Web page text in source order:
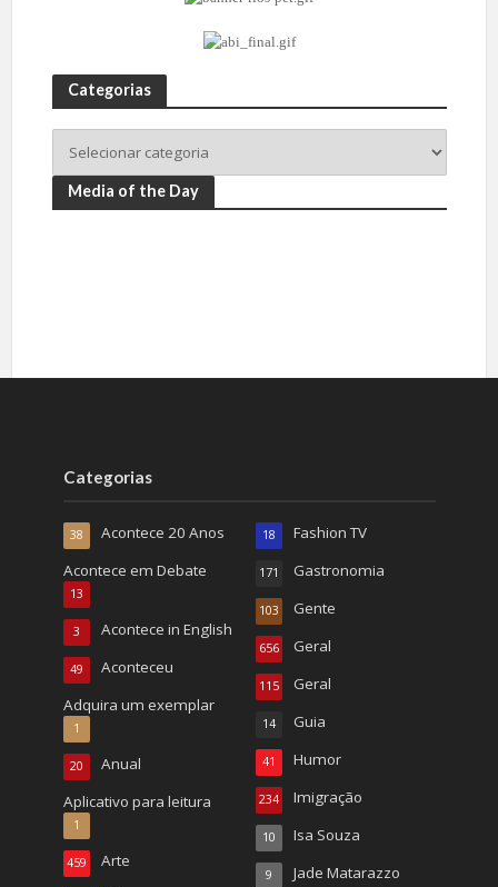
Categorias
Media of the Day
Categorias
Acontece 20 Anos
38
Acontece em Debate
13
Acontece in English
3
Aconteceu
49
Adquira um exemplar
1
Anual
20
Aplicativo para leitura
1
Arte
459
Fashion TV
18
Gastronomia
171
Gente
103
Geral
656
Geral
115
Guia
14
Humor
41
Imigração
234
Isa Souza
10
Jade Matarazzo
9